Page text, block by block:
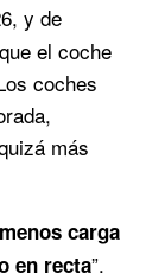
y de
el coche
coches
más
menos carga
en recta”.